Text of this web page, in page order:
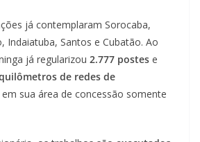
já contemplaram Sorocaba,
Indaiatuba, Santos e Cubatão. Ao
já regularizou 2.777 postes e
de redes de
em sua área de concessão somente